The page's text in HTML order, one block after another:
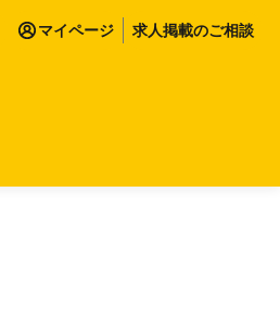
マイページ 求人掲載のご相談